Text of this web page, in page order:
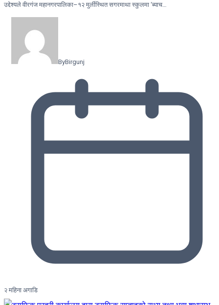
उद्देश्यले वीरगंज महानगरपालिका–१२ मुर्लीस्थित सगरमाथा स्कुलमा ‘ब्याच…
ByBirgunj
२ महिना अगाडि